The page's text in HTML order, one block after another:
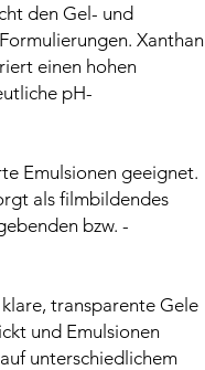
den Gel- und
Xanthan
einen hohen
pH-
Emulsionen geeignet.
als filmbildendes
bzw. -
transparente Gele
und Emulsionen
unterschiedlichem